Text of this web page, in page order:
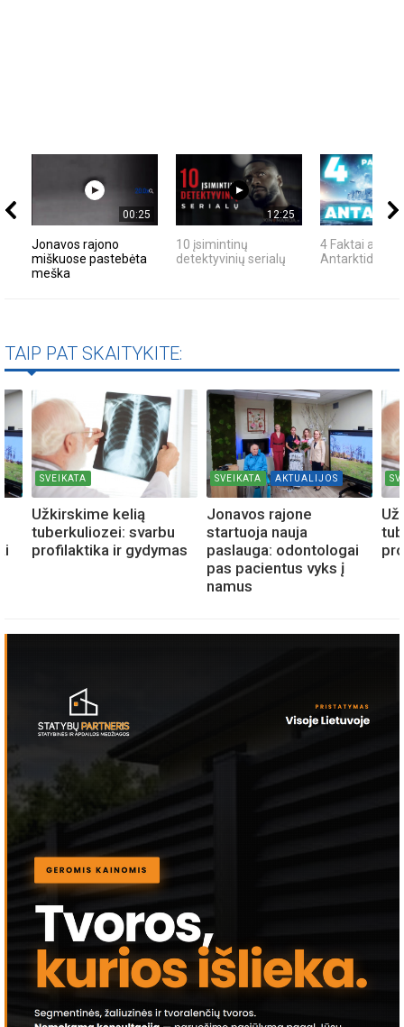
00:25
Jonavos rajono
miškuose pastebėta
meška
12:25
10 įsimintinų
detektyvinių serialų
4 Faktai apie
Antarktidą
TAIP PAT SKAITYKITE:
SVEIKATA
Užkirskime kelią
tuberkuliozei: svarbu
profilaktika ir gydymas
SVEIKATA AKTUALIJOS
Jonavos rajone
startuoja nauja
paslauga: odontologai
pas pacientus vyks į
namus